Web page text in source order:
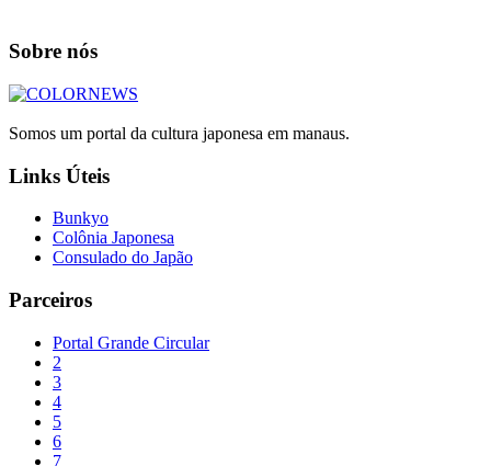
Sobre nós
Somos um portal da cultura japonesa em manaus.
Links Úteis
Bunkyo
Colônia Japonesa
Consulado do Japão
Parceiros
Portal Grande Circular
2
3
4
5
6
7